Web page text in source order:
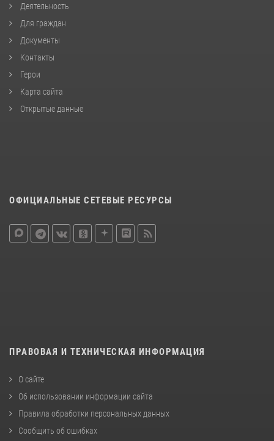
Деятельность
Для граждан
Документы
Контакты
Герои
Карта сайта
Открытые данные
ОФИЦИАЛЬНЫЕ СЕТЕВЫЕ РЕСУРСЫ
ПРАВОВАЯ И ТЕХНИЧЕСКАЯ ИНФОРМАЦИЯ
О сайте
Об использовании информации сайта
Правила обработки персональных данных
Сообщить об ошибках